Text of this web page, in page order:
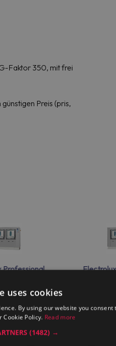
Faktor 350, mit frei
Preis (pris,
Professional
uses cookies
By using our website you consent
Cookie Policy. Read more
(1482) →